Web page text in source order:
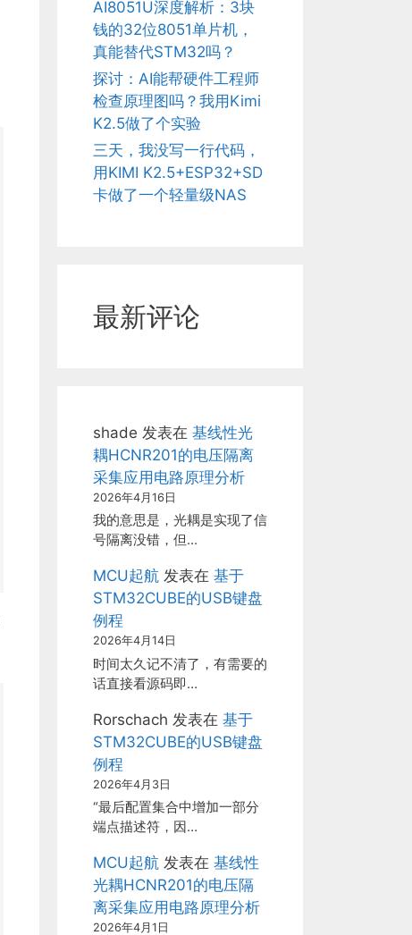
AI8051U深度解析：3块
钱的32位8051单片机，
真能替代STM32吗？
探讨：AI能帮硬件工程师
检查原理图吗？我用Kimi
K2.5做了个实验
三天，我没写一行代码，
用KIMI K2.5+ESP32+SD
卡做了一个轻量级NAS
最新评论
shade 发表在 基线性光
耦HCNR201的电压隔离
采集应用电路原理分析
2026年4月16日
我的意思是，光耦是实现了信
号隔离没错，但…
MCU起航 发表在 基于
STM32CUBE的USB键盘
例程
2026年4月14日
时间太久记不清了，有需要的
话直接看源码即…
Rorschach 发表在 基于
STM32CUBE的USB键盘
例程
2026年4月3日
“最后配置集合中增加一部分
端点描述符，因…
MCU起航 发表在 基线性
光耦HCNR201的电压隔
离采集应用电路原理分析
2026年4月1日